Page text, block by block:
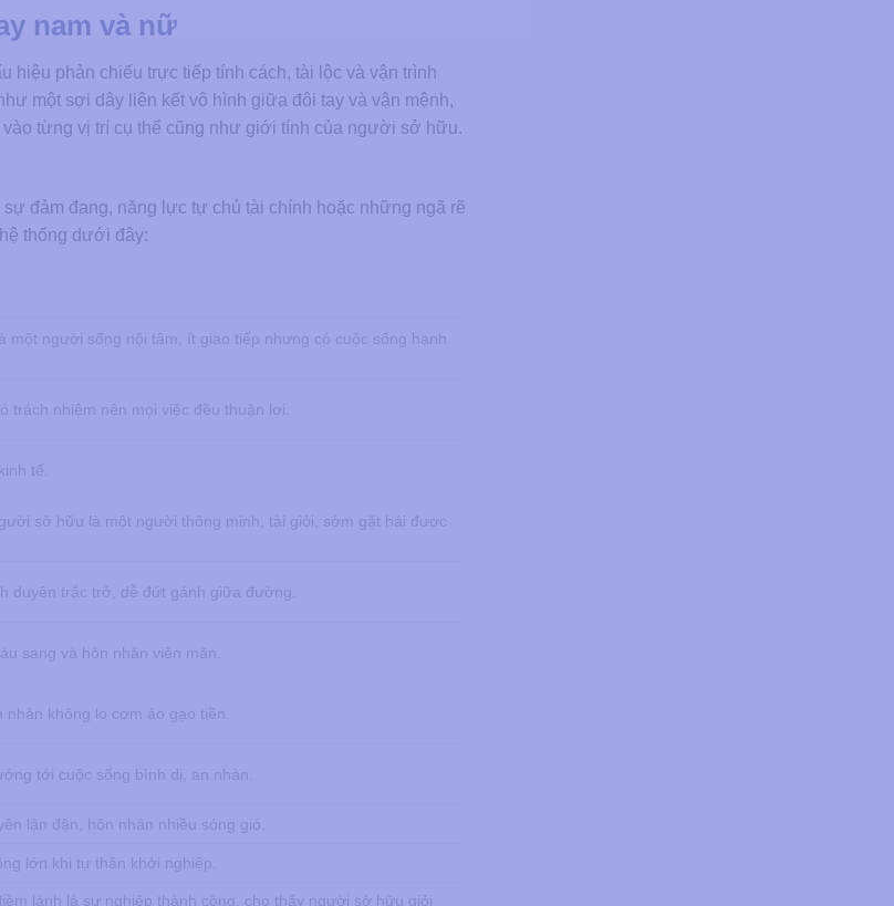
nam và nữ
phản chiếu trực tiếp tính cách, tài lộc và vận trình
một sợi dây liên kết vô hình giữa đôi tay và vận mệnh,
từng vị trí cụ thể cũng như giới tính của người sở hữu.
đảm đang, năng lực tự chủ tài chính hoặc những ngã rẽ
thống dưới đây:
một người sống nội tâm, ít giao tiếp nhưng có cuộc sống hạnh
trách nhiệm nên mọi việc đều thuận lợi.
tế.
sở hữu là một người thông minh, tài giỏi, sớm gặt hái được
duyên trắc trở, dễ đứt gánh giữa đường.
sang và hôn nhân viên mãn.
không lo cơm áo gạo tiền.
tới cuộc sống bình dị, an nhàn.
lận đận, hôn nhân nhiều sóng gió.
lớn khi tự thân khởi nghiệp.
lành là sự nghiệp thành công, cho thấy người sở hữu giỏi